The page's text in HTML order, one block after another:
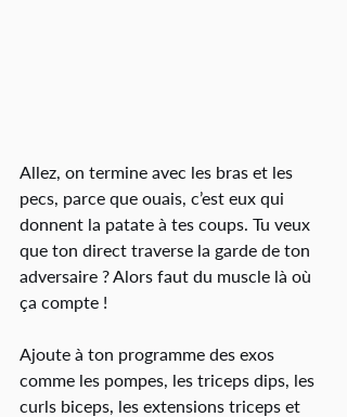
Allez, on termine avec les bras et les
pecs, parce que ouais, c’est eux qui
donnent la patate à tes coups. Tu veux
que ton direct traverse la garde de ton
adversaire ? Alors faut du muscle là où
ça compte !
Ajoute à ton programme des exos
comme les pompes, les triceps dips, les
curls biceps, les extensions triceps et